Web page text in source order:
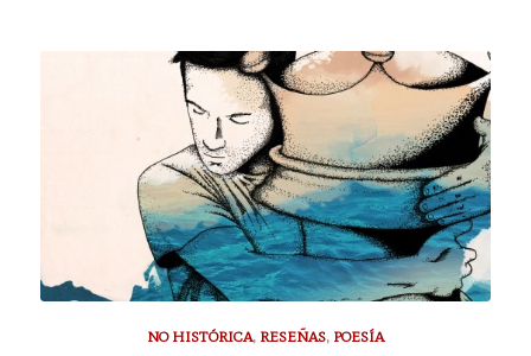
NO HISTÓRICA, RESEÑAS, POESÍA